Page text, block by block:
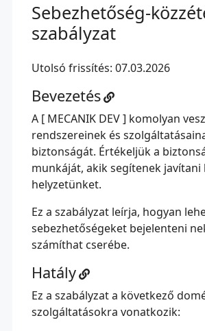
Sebezhetőség-
szabályzat
Utolsó frissítés: 07.03.2026
Bevezetés
A [ MECANIK DEV ] komolyan
rendszereinek és
biztonságát. Értékeljük a
munkáját, akik segítenek javítani
helyzetünket.
Ez a szabályzat leírja, hogyan
sebezhetőségeket bejelenteni
számíthat cserébe.
Hatály
Ez a szabályzat a következő
szolgáltatásokra vonatkozik: